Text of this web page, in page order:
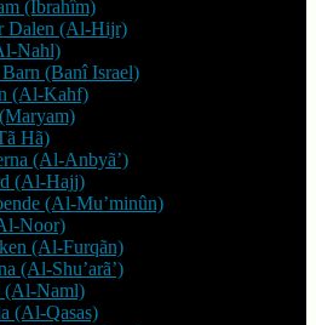
(Ibrahîm)
Dalen (Al-Hijr)
Nahl)
(Banî Israel)
(Al-Kahf)
Hã)
(Al-Anbyã’)
(Al-Hajj)
(Al-Mu’minûn)
Noor)
(Al-Furqãn)
(Al-Shu’arã’)
(Al-Naml)
(Al-Qasas)